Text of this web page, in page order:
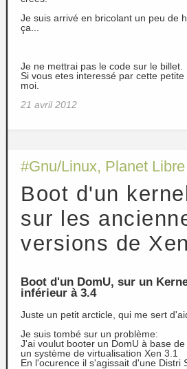
Je suis arrivé en bricolant un peu de
ça...
Je ne mettrai pas le code sur le billet.
Si vous etes interessé par cette
moi.
21 avril 2012
#Gnu/Linux, Planet Libre
Boot d'un
sur les
versions de
Boot d'un DomU, sur un
inférieur à 3.4
Juste un petit arcticle, qui me sert
Je suis tombé sur un problème:
J'ai voulut booter un DomU à base
un système de virtualisation Xen 3.1
En l'ocurence il s'agissait d'une Distri